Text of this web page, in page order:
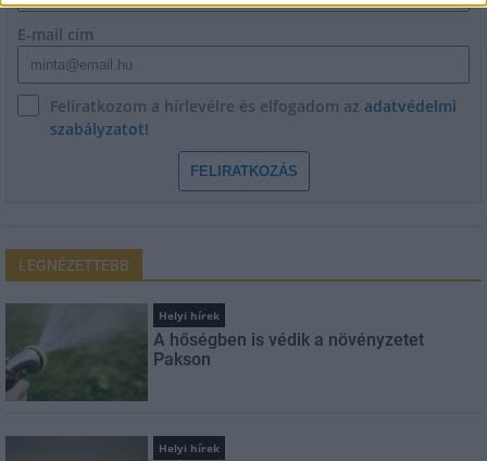
E-mail cím
Feliratkozom a hírlevélre és elfogadom az adatvédelmi
szabályzatot!
FELIRATKOZÁS
LEGNÉZETTEBB
Helyi hírek
A hőségben is védik a növényzetet
Pakson
Helyi hírek